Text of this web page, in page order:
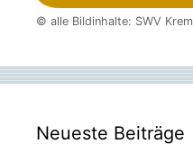
© alle Bildinhalte: SWV
Neueste Beiträge